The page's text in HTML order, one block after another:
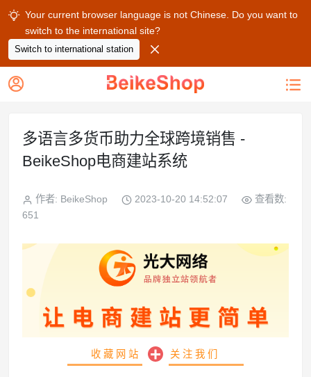
 Your current browser language is not Chinese. Do you want to
switch to the international site?
Switch to international station 
 
多语言多货币助力全球跨境销售 -
BeikeShop电商建站系统
作者: BeikeShop 2023-10-20 14:52:07
查看数:
651
收藏网站 关注我们